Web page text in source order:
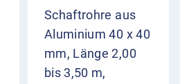
Schaftrohre aus
Aluminium 40 x 40
mm, Länge 2,00
bis 3,50 m,